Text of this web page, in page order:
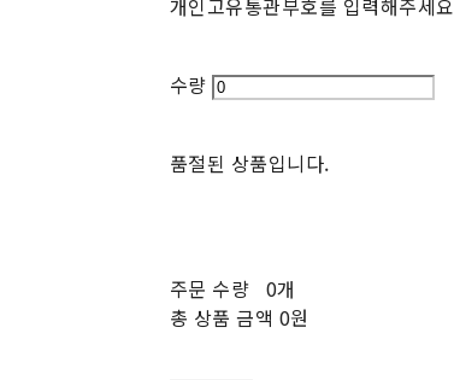
개인고유통관부호를 입력해주세요
수량
품절된 상품입니다.
주문 수량 0개
총 상품 금액 0원